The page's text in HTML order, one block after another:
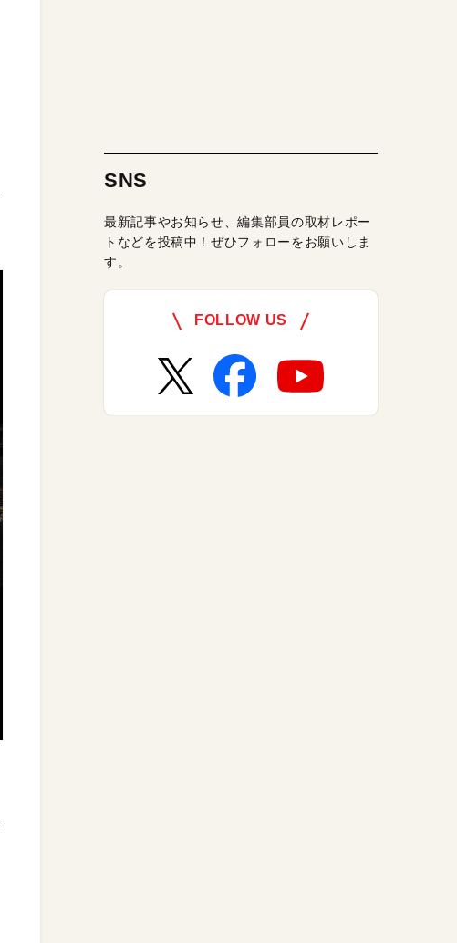
SNS
最新記事やお知らせ、編集部員の取材レポー
トなどを投稿中！ぜひフォローをお願いしま
す。
FOLLOW US